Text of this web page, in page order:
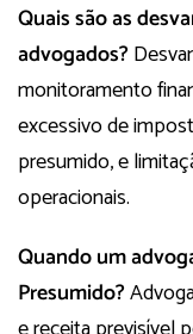
Quais são as
advogados?
monitoramento
excessivo de
presumido, e
operacionais.
Quando um
Presumido?